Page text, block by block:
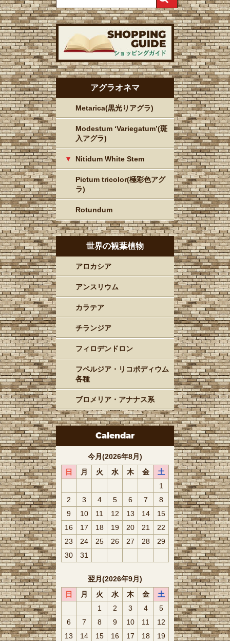
アグラオネマ
Metarica(黒光りアグラ)
Modestum ‘Variegatum’(斑
入アグラ)
Nitidum White Stem
Pictum tricolor(極彩色アグ
ラ)
Rotundum
世界の観葉植物
アロカシア
アンスリウム
カラテア
チランジア
フィロデンドロン
フペルジア・リコポディウム
各種
ブロメリア・アナナス系
Calendar
今月(2026年8月)
日
月 火 水 木 金
土
1
2
3 4 5 6 7
8
9
10 11 12 13 14
15
16
17 18 19 20 21
22
23
24 25 26 27 28
29
30
31
翌月(2026年9月)
日
月 火 水 木 金
土
1
2 3 4
5
6
7 8 9 10 11
12
13
14 15 16 17 18 19